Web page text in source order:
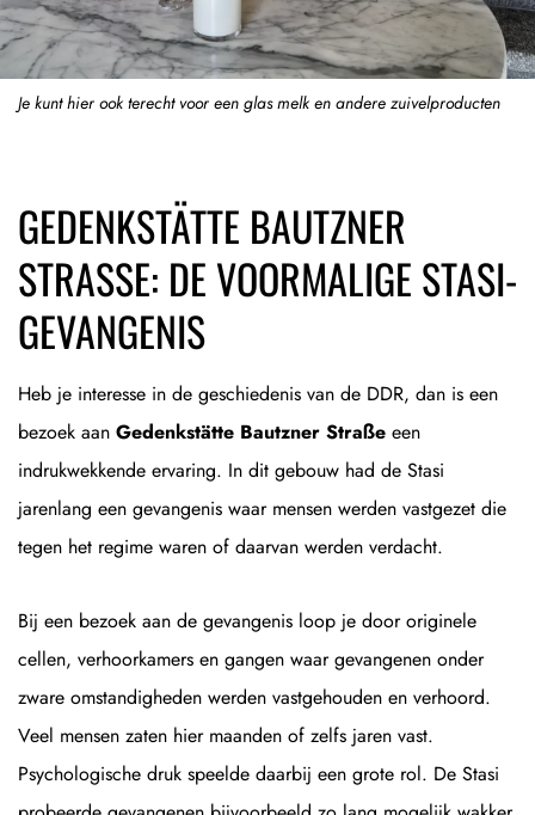
Je kunt hier ook terecht voor een glas melk en andere zuivelproducten
GEDENKSTÄTTE BAUTZNER
STRASSE: DE VOORMALIGE STASI-G
EVANGENIS
Heb je interesse in de geschiedenis van de DDR, dan is een
bezoek aan Gedenkstätte Bautzner Straße een
indrukwekkende ervaring. In dit gebouw had de Stasi
jarenlang een gevangenis waar mensen werden vastgezet die
tegen het regime waren of daarvan werden verdacht.
Bij een bezoek aan de gevangenis loop je door originele
cellen, verhoorkamers en gangen waar gevangenen onder
zware omstandigheden werden vastgehouden en verhoord.
Veel mensen zaten hier maanden of zelfs jaren vast.
Psychologische druk speelde daarbij een grote rol. De Stasi